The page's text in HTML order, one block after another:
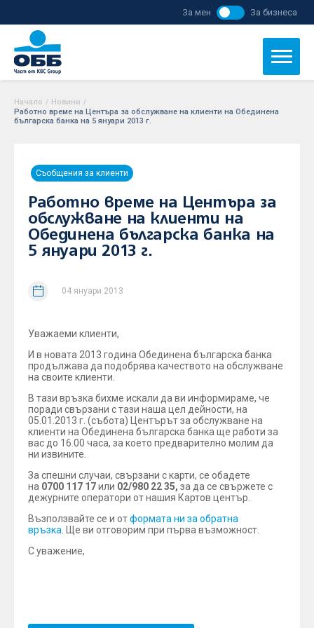
За мен За бизнеса
Начало / Новини /
Работно време на Центъра за обслужване на клиенти на Обединена
българска банка на 5 януари 2013 г.
Съобщения за клиенти
Работно време на Центъра за
обслужване на клиенти на
Обединена българска банка на
5 януари 2013 г.
04 януари 2013
Уважаеми клиенти,
И в новата 2013 година Обединена българска банка
продължава да подобрява качеството на обслужване
на своите клиенти.
В тази връзка бихме искали да ви информираме, че
поради свързани с тази наша цел дейности, на
05.01.2013 г. (събота) Центърът за обслужване на
клиенти на Обединена българска банка ще работи за
вас до 16.00 часа, за което предварително молим да
ни извините.
За спешни случаи, свързани с карти, се обадете
на 0700 117 17или 02/980 22 35, за да се свържете с
дежурните оператори от нашия Картов център.
Възползвайте се и отформата ни за обратна
връзка . Ще ви отговорим при първа възможност.
С уважение,